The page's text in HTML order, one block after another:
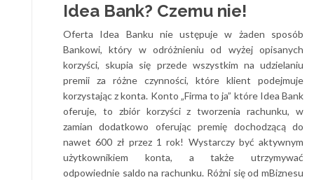
Idea Bank? Czemu nie!
Oferta Idea Banku nie ustępuje w żaden sposób
Bankowi, który w odróżnieniu od wyżej opisanych
korzyści, skupia się przede wszystkim na udzielaniu
premii za różne czynności, które klient podejmuje
korzystając z konta. Konto „Firma to ja” które Idea Bank
oferuje, to zbiór korzyści z tworzenia rachunku, w
zamian dodatkowo oferując premię dochodzącą do
nawet 600 zł przez 1 rok! Wystarczy być aktywnym
użytkownikiem konta, a także utrzymywać
odpowiednie saldo na rachunku. Różni się od mBiznesu